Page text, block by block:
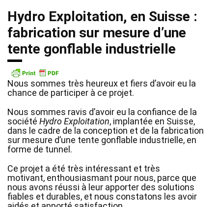
Hydro Exploitation, en Suisse :
fabrication sur mesure d’une
tente gonflable industrielle
Nous sommes très heureux et fiers d’avoir eu la
chance de participer à ce projet.
Nous sommes ravis d’avoir eu la confiance de la
société Hydro Exploitation, implantée en Suisse,
dans le cadre de la conception et de la fabrication
sur mesure d’une tente gonflable industrielle, en
forme de tunnel.
Ce projet a été très intéressant et très
motivant, enthousiasmant pour nous, parce que
nous avons réussi à leur apporter des solutions
fiables et durables, et nous constatons les avoir